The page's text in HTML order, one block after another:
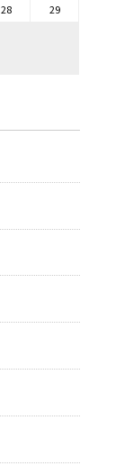
28
29